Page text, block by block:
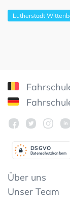
Lutherstadt
Datenschutzkonform
DSGVO
Über uns
Unser Team